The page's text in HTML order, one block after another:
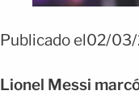
Publicado el02/
Lionel Messi